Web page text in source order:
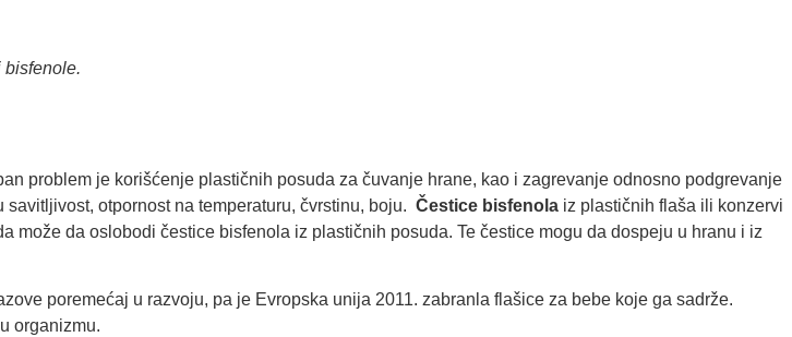
bisfenole.
problem je korišćenje plastičnih posuda za čuvanje hrane, kao i zagrevanje odnosno podgrevanje
otpornost na temperaturu, čvrstinu, boju. Čestice bisfenola iz plastičnih flaša ili konzervi
da oslobodi čestice bisfenola iz plastičnih posuda. Te čestice mogu da dospeju u hranu i iz
poremećaj u razvoju, pa je Evropska unija 2011. zabranla flašice za bebe koje ga sadrže.
organizmu.